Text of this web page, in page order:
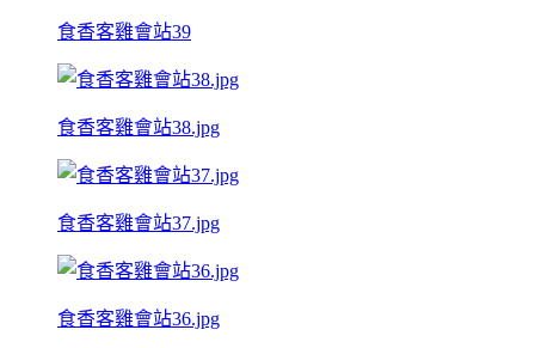
食香客雞會站39
食香客雞會站38.jpg
食香客雞會站37.jpg
食香客雞會站36.jpg